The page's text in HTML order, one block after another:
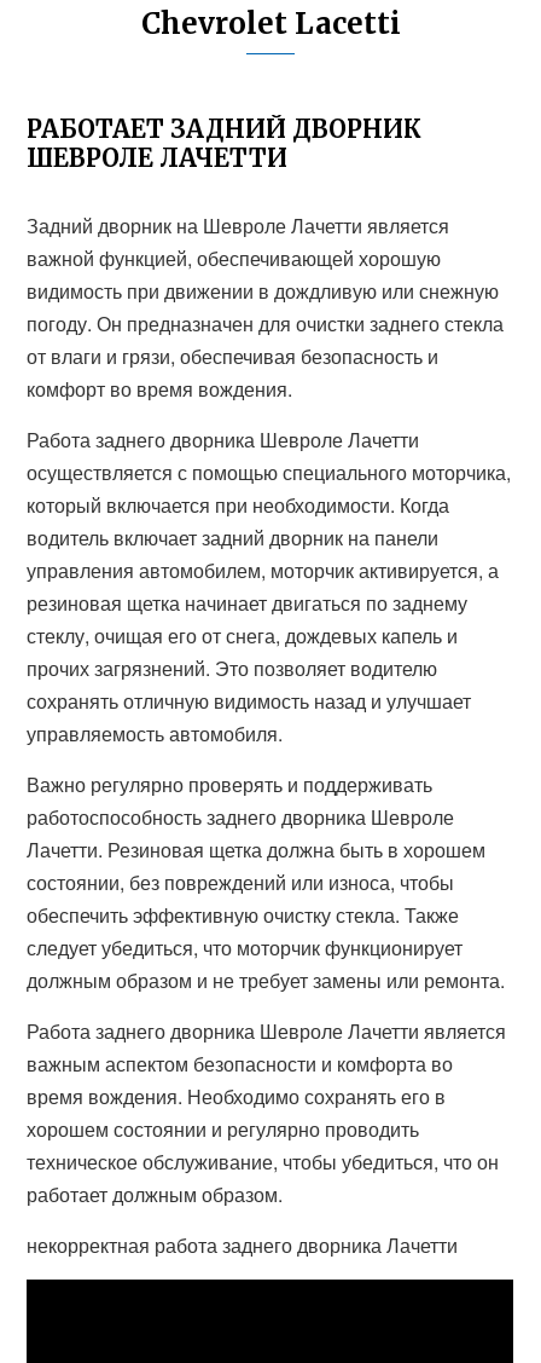
Chevrolet Lacetti
РАБОТАЕТ ЗАДНИЙ ДВОРНИК
ШЕВРОЛЕ ЛАЧЕТТИ
Задний дворник на Шевроле Лачетти является
важной функцией, обеспечивающей хорошую
видимость при движении в дождливую или снежную
погоду. Он предназначен для очистки заднего стекла
от влаги и грязи, обеспечивая безопасность и
комфорт во время вождения.
Работа заднего дворника Шевроле Лачетти
осуществляется с помощью специального моторчика,
который включается при необходимости. Когда
водитель включает задний дворник на панели
управления автомобилем, моторчик активируется, а
резиновая щетка начинает двигаться по заднему
стеклу, очищая его от снега, дождевых капель и
прочих загрязнений. Это позволяет водителю
сохранять отличную видимость назад и улучшает
управляемость автомобиля.
Важно регулярно проверять и поддерживать
работоспособность заднего дворника Шевроле
Лачетти. Резиновая щетка должна быть в хорошем
состоянии, без повреждений или износа, чтобы
обеспечить эффективную очистку стекла. Также
следует убедиться, что моторчик функционирует
должным образом и не требует замены или ремонта.
Работа заднего дворника Шевроле Лачетти является
важным аспектом безопасности и комфорта во
время вождения. Необходимо сохранять его в
хорошем состоянии и регулярно проводить
техническое обслуживание, чтобы убедиться, что он
работает должным образом.
некорректная работа заднего дворника Лачетти